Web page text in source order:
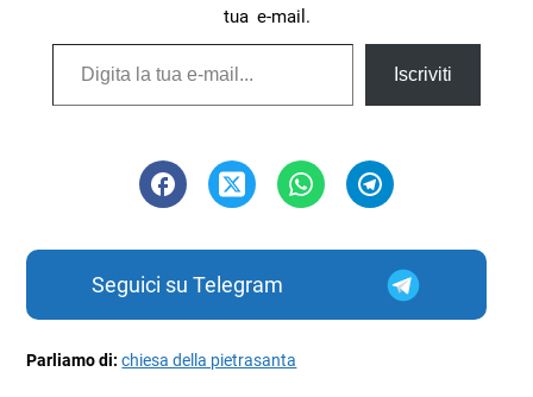
tua e-mail.
Digita la tua e-mail...
Iscriviti
Seguici su Telegram
Parliamo di:chiesa della pietrasanta